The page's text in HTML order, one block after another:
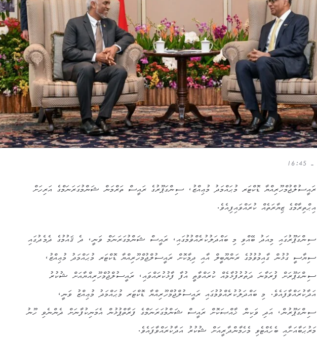
ރައީސުލްޖުމްހޫރިއްޔާ ޑޮކްޓަރ މުޙައްމަދު މުޢިއްޒު، ސިންގަޕޫރުގެ ރައީސް ތަރްމަން ޝަންމުގަރަނަމްގެ އަރިހަށް
އިޙްތިރާމްގެ ޒިޔާރަތެއް ކުރައްވައިފިއެވެ.
ސިންގަޕޫރުގައި މިއަދު ބޭއްވި މި ބައްދަލުކުރެއްވުމުގައި، ރައީސް ޝަންމުގަރަނަމް ވަނީ، ދެ ޤައުމުގެ ދެމެދުގައި
ސިޔާސީ ގުޅުން ގާއިމުވުމުގެ ރަންޔޫބީލް އާއި ދިމާކޮށް ރައީސުލްޖުމްހޫރިއްޔާ ޑޮކްޓަރ މުޙައްމަދު މުޢިއްޒު،
ސިންގަޕޫރަށް ފުރަމާނަ ދަތުރުފުޅާމެއް ކުރައްވާތީ އުފާ ފާޅުކުރައްވައި، ރައީސުލްޖުމްހޫރިއްޔާއަށް ޝުކުރު
އަދާކުރައްވާފައެވެ. މި ބައްދަލުކުރެއްވުމުގައި ރައީސުލްޖުމްހޫރިއްޔާ ޑޮކްޓަރ މުޙައްމަދު މުޢިއްޒު ވަނީ،
ސިންގަޕޫރުން، އަދި ވަކިން ޚާއްޞަކޮށް ރައީސް ޝަންމުގަރަނަމްގެ ފަރާތްޕުޅުން އެމަނިކުފާނަށް ދެންނެވި ހޫނު
މަރުޙަބާއަށާއި ބެހެއްޓެވި މެހެމާންދާރީއަށް ޝުކުރު އަދާކުރައްވާފައެވެ.